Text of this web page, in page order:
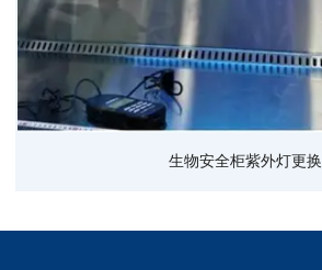
生物安全柜紫外灯更换